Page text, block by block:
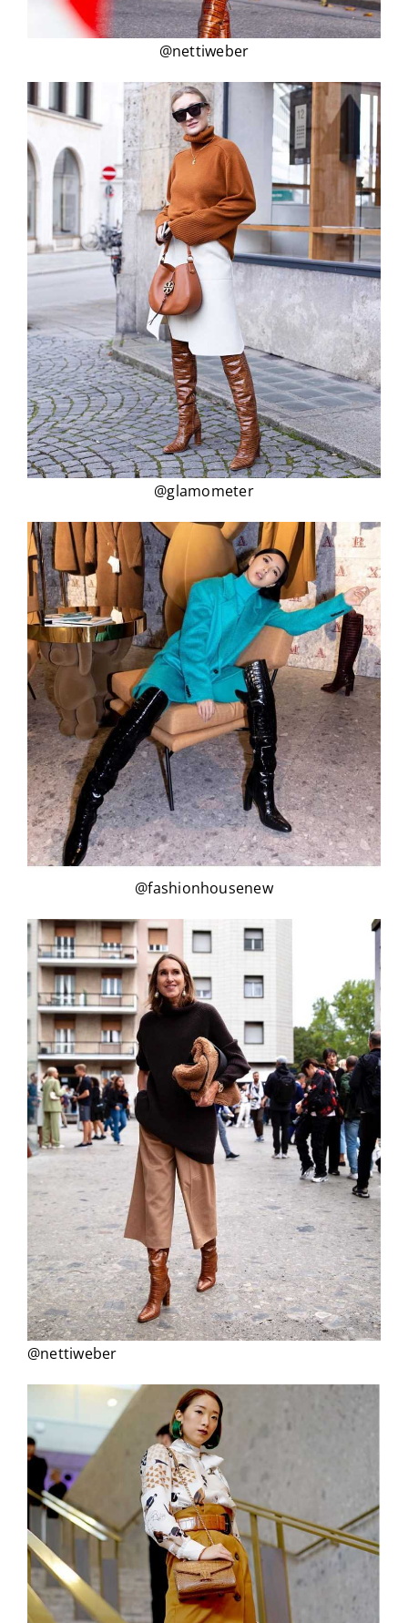
@nettiweber
@glamometer
@fashionhousenew
@nettiweber